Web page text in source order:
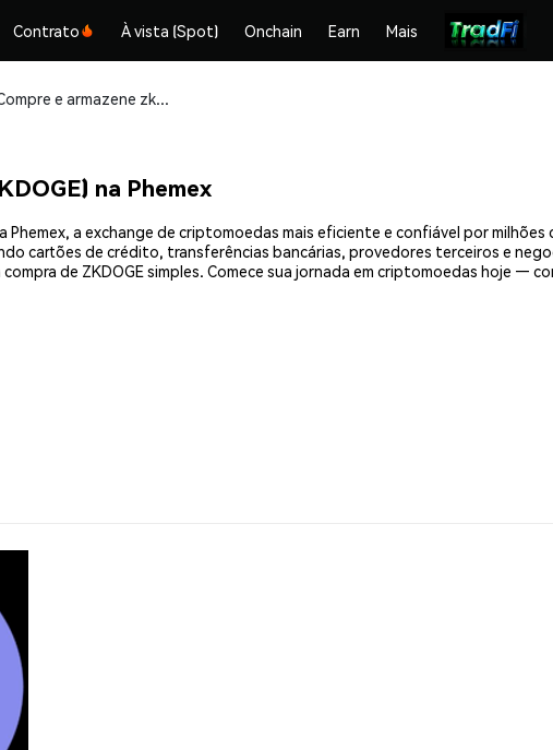
Contrato À vista (Spot) Onchain Earn Mais
Compre e armazene zkDoge (ZKDOGE) com segurança
na Phemex
Phemex, a exchange de criptomoedas mais eficiente e confiável por
cartões de crédito, transferências bancárias, provedores terceiros e
de ZKDOGE simples. Comece sua jornada em criptomoedas hoje —